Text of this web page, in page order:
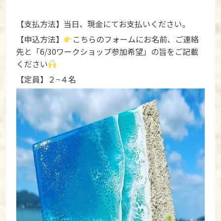
【支払方法】当日、現金にてお支払いください。
【申込方法】
こちらのフォームにお名前、ご連絡
先と「6/30ワークショップ参加希望」の旨をご記載
ください
【定員】２~４名